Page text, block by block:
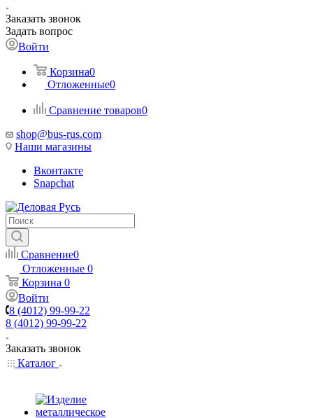
Заказать звонок
Задать вопрос
Войти
Корзина0
Отложенные0
Сравнение товаров0
shop@bus-rus.com
Наши магазины
Вконтакте
Snapchat
Сравнение0
Отложенные 0
Корзина 0
Войти
8 (4012) 99-99-22
8 (4012) 99-99-22
Заказать звонок
Каталог